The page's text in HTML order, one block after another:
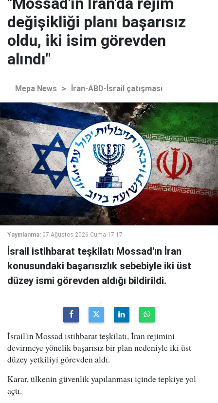
değişikliği planı başarısız
oldu, iki isim görevden
alındı"
Mepa News > İran-ABD-İsrail çatışması
Yayınlanma: 07 Ağustos 2026 Cuma 17:17
İsrail istihbarat teşkilatı Mossad'ın İran
konusundaki başarısızlık sebebiyle iki üst
düzey ismi görevden aldığı bildirildi.
İsrail'in Mossad istihbarat teşkilatı, İran rejimini
devirmeye yönelik başarısız bir plan nedeniyle iki üst
düzey yetkiliyi görevden aldı.
Karar, ülkenin güvenlik yapılanması içinde tepkiye yol
açtı.